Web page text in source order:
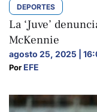
DEPORTES
La ‘Juve’
McKennie
agosto 25, 2025 |
Por EFE